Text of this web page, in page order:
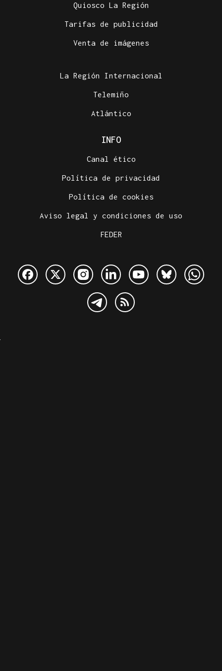
Quiosco La Región
Tarifas de publicidad
Venta de imágenes
La Región Internacional
Telemiño
Atlántico
INFO
Canal ético
Política de privacidad
Política de cookies
Aviso legal y condiciones de uso
FEDER